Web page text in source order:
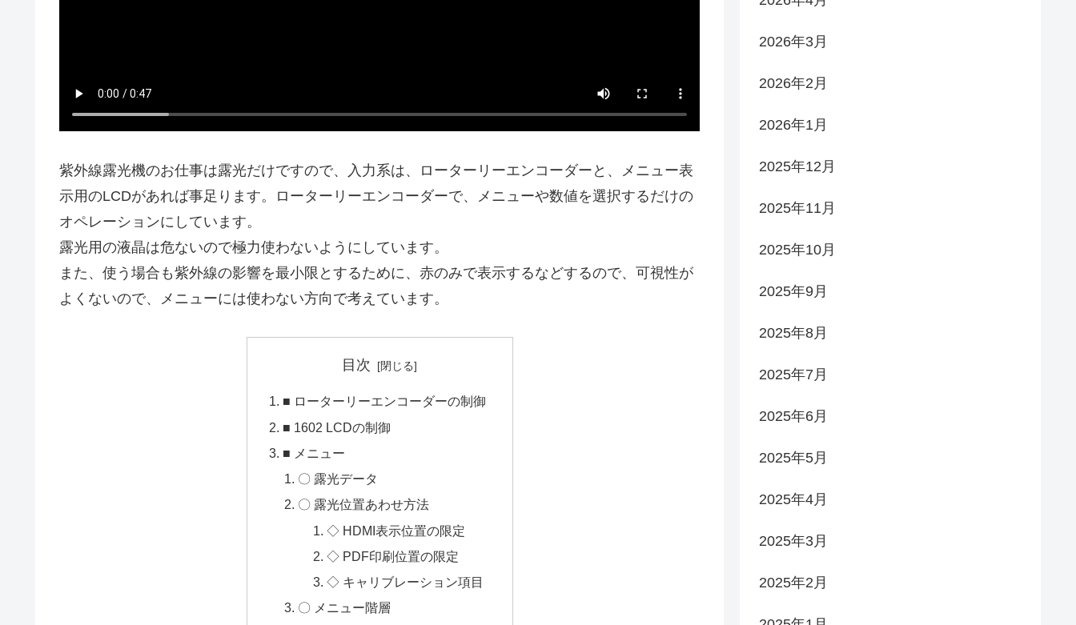
紫外線露光機のお仕事は露光だけですので、入力系は、ローターリーエンコーダーと、メニュー表
示用のLCDがあれば事足ります。ローターリーエンコーダーで、メニューや数値を選択するだけの
オペレーションにしています。
露光用の液晶は危ないので極力使わないようにしています。
また、使う場合も紫外線の影響を最小限とするために、赤のみで表示するなどするので、可視性が
よくないので、メニューには使わない方向で考えています。
目次
■ ローターリーエンコーダーの制御
■ 1602 LCDの制御
■ メニュー
〇 露光データ
〇 露光位置あわせ方法
◇ HDMI表示位置の限定
◇ PDF印刷位置の限定
◇ キャリブレーション項目
〇 メニュー階層
2026年3月
2026年2月
2026年1月
2025年12月
2025年11月
2025年10月
2025年9月
2025年8月
2025年7月
2025年6月
2025年5月
2025年4月
2025年3月
2025年2月